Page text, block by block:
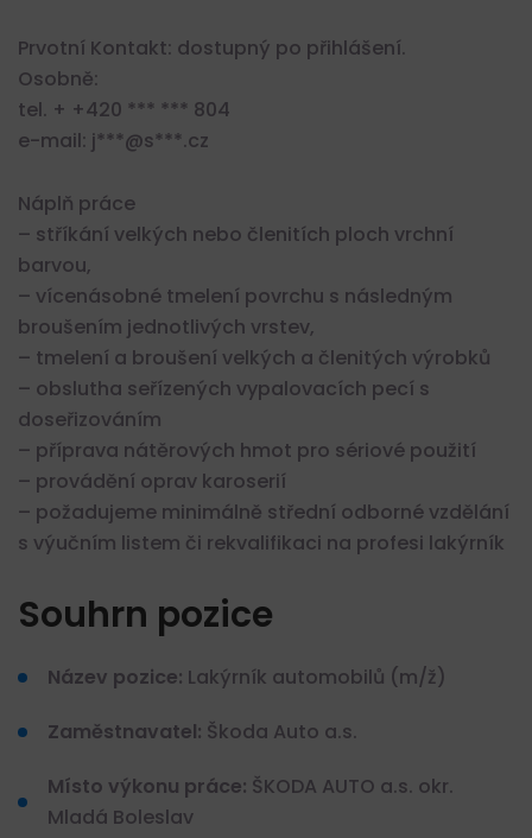
Prvotní Kontakt: dostupný po přihlášení.
Osobně:
tel. + +420 *** *** 804
e-mail: j***@s***.cz
Náplň práce
– stříkání velkých nebo členitích ploch vrchní
barvou,
– vícenásobné tmelení povrchu s následným
broušením jednotlivých vrstev,
– tmelení a broušení velkých a členitých výrobků
– obslutha seřízených vypalovacích pecí s
doseřizováním
– příprava nátěrových hmot pro sériové použití
– provádění oprav karoserií
– požadujeme minimálně střední odborné vzdělání
s výučním listem či rekvalifikaci na profesi lakýrník
Souhrn pozice
Název pozice: Lakýrník automobilů (m/ž)
Zaměstnavatel: Škoda Auto a.s.
Místo výkonu práce: ŠKODA AUTO a.s. okr.
Mladá Boleslav